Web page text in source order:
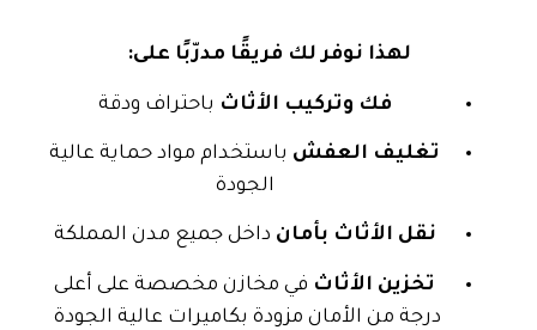
لهذا نوفر لك فريقًا مدرّبًا على:
فك وتركيب الأثاث باحتراف ودقة
تغليف العفش باستخدام مواد حماية عالية
الجودة
نقل الأثاث بأمان داخل جميع مدن المملكة
تخزين الأثاث في مخازن مخصصة على أعلى
درجة من الأمان مزودة بكاميرات عالية الجودة